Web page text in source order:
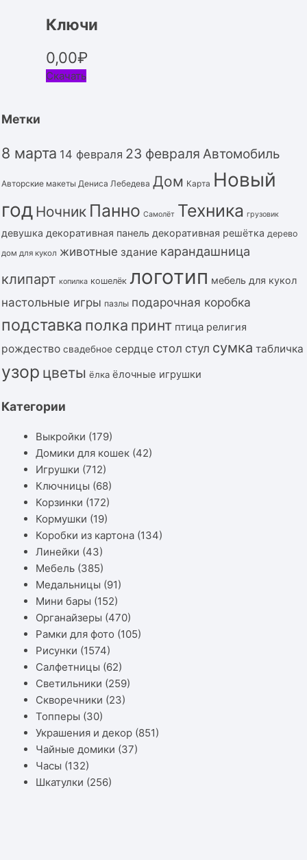
Ключи
0,00₽
Скачать
Метки
8 марта 14 февраля 23 февраля Автомобиль
Авторские макеты Дениса Лебедева Дом Карта Новый
год Ночник Панно Самолёт Техника грузовик
девушка декоративная панель декоративная решётка дерево
дом для кукол животные здание карандашница
клипарт копилка кошелёк логотип мебель для кукол
настольные игры пазлы подарочная коробка
подставка полка принт птица религия
рождество свадебное сердце стол стул сумка табличка
узор цветы ёлка ёлочные игрушки
Категории
Выкройки (179)
Домики для кошек (42)
Игрушки (712)
Ключницы (68)
Корзинки (172)
Кормушки (19)
Коробки из картона (134)
Линейки (43)
Мебель (385)
Медальницы (91)
Мини бары (152)
Органайзеры (470)
Рамки для фото (105)
Рисунки (1574)
Салфетницы (62)
Светильники (259)
Скворечники (23)
Топперы (30)
Украшения и декор (851)
Чайные домики (37)
Часы (132)
Шкатулки (256)